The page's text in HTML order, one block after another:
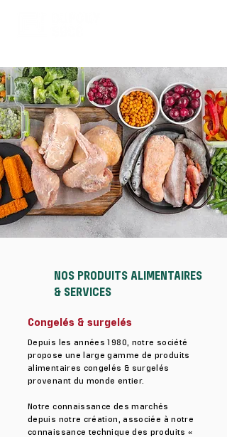
NOS PRODUITS ALIMENTAIRES
& SERVICES
Congelés & surgelés
Depuis les années 1980, notre société
propose une large gamme de produits
alimentaires congelés & surgelés
provenant du monde entier.
Notre connaissance des marchés
depuis notre création, associée à notre
connaissance technique des produits «